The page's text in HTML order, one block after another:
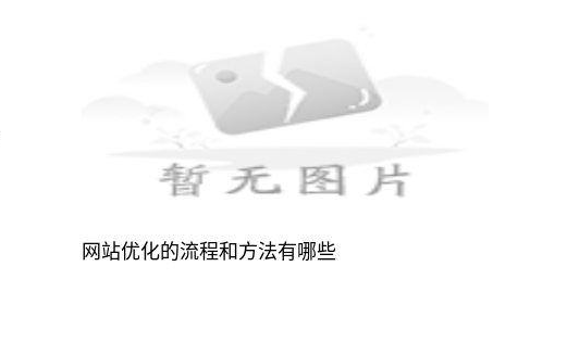
网站优化的流程和方法有哪些